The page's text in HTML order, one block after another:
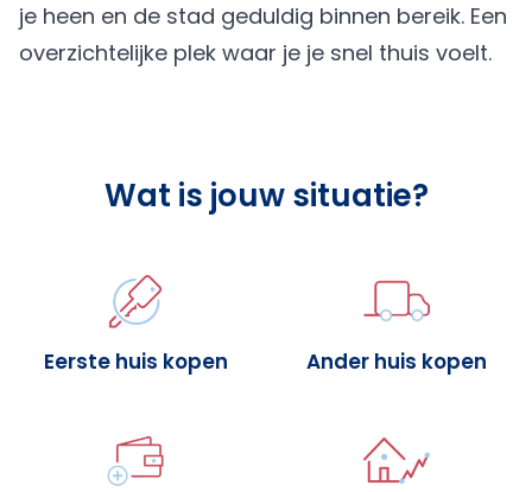
je heen en de stad geduldig binnen bereik. Een
overzichtelijke plek waar je je snel thuis voelt.
Wat is jouw situatie?
Eerste huis kopen Ander huis kopen